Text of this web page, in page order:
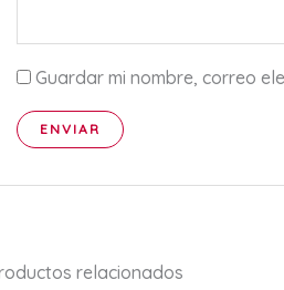
Guardar mi nombre, correo
relacionados